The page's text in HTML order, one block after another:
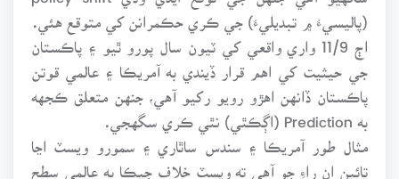
(پاليسيءَ ۾ تبديليءَ) جي ڪري حڪمرانن کي متوقع هئي.
اڄ 11/9 واري واقعي کي ٽيون سال پورو ٿيو ۽ پاڪستان
جي حيثيت کي اهم قرار ڏيندي به آمريڪا ۽ عالمي قوتن
پاڪستان ڏانهن اهڙو رويو رکيو آهي، جنهن متعلق ڪجهه
مثال طور آمريڪا ۽ سندس ساٿاري ۽ سمورو ويسٽ اڃا
تائين ان راءِ جو آهي ته ويسٽ خلاف جيڪا به عالمي سطح